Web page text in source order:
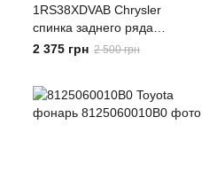
1RS38XDVAB Chrysler
спинка заднего ряда
сидений
2 375 грн 2 500 грн